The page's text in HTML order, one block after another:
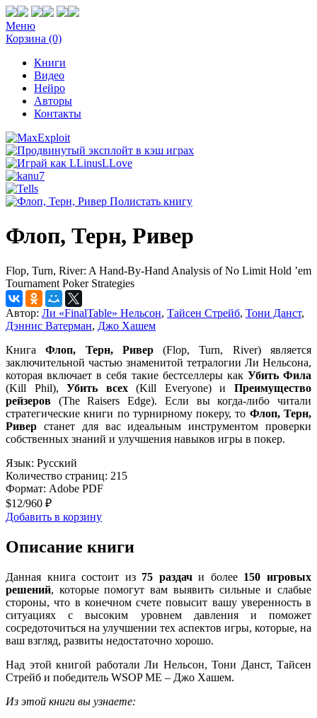
Меню
Корзина (0)
Книги
Видео
Нейро
Авторы
Контакты
Полистать книгу
Флоп, Терн, Ривер
Flop, Turn, River: A Hand-By-Hand Analysis of No Limit Hold ’em
Tournament Poker Strategies
Автор: Ли «FinalTable» Нельсон, Тайсен Стрейб, Тони Данст,
Дэннис Ватерман, Джо Хашем
КнигаФлоп, Терн, Ривер(Flop, Turn, River) является
заключительной частью знаменитой тетралогии Ли Нельсона,
которая включает в себя такие бестселлеры как Убить Фила
(Kill Phil),Убить всех(Kill Everyone) иПреимущество
рейзеров (The Raisers Edge). Если вы когда-либо читали
стратегические книги по турнирному покеру, то Флоп, Терн,
Ривер станет для вас идеальным инструментом проверки
собственных знаний и улучшения навыков игры в покер.
Язык: Русский
Количество страниц: 215
Формат: Adobe PDF
$12/960 ₽
Добавить в корзину
Описание книги
Данная книга состоит из 75 раздачи более 150 игровых
решений, которые помогут вам выявить сильные и слабые
стороны, что в конечном счете повысит вашу уверенность в
ситуациях с высоким уровнем давления и поможет
сосредоточиться на улучшении тех аспектов игры, которые, на
ваш взгляд, развиты недостаточно хорошо.
Над этой книгой работали Ли Нельсон, Тони Данст, Тайсен
Стрейб и победитель WSOP ME – Джо Хашем.
Из этой книги вы узнаете: